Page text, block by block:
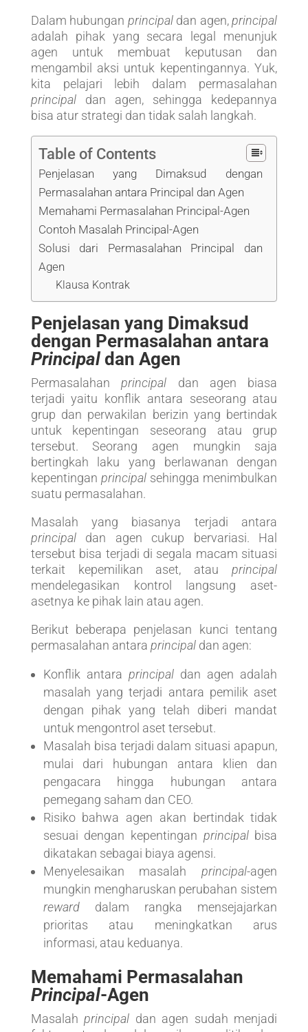
Dalam hubungan principaldan agen,principal
adalah pihak yang secara legal menunjuk
agen untuk membuat keputusan dan
mengambil aksi untuk kepentingannya. Yuk,
kita pelajari lebih dalam permasalahan
principaldan agen, sehingga kedepannya
bisa atur strategi dan tidak salah langkah.
Table of Contents
Penjelasan yang Dimaksud dengan
Permasalahan antara Principal dan Agen
Memahami Permasalahan Principal-Agen
Contoh Masalah Principal-Agen
Solusi dari Permasalahan Principal dan
Agen
Klausa Kontrak
Penjelasan yang Dimaksud
dengan Permasalahan antara
Principaldan Agen
Permasalahanprincipal dan agen biasa
terjadi yaitu konflik antara seseorang atau
grup dan perwakilan berizin yang bertindak
untuk kepentingan seseorang atau grup
tersebut. Seorang agen mungkin saja
bertingkah laku yang berlawanan dengan
kepentingan principalsehingga menimbulkan
suatu permasalahan.
Masalah yang biasanya terjadi antara
principaldan agen cukup bervariasi. Hal
tersebut bisa terjadi di segala macam situasi
terkait kepemilikan aset, atauprincipal
mendelegasikan kontrol langsung aset-
asetnya ke pihak lain atau agen.
Berikut beberapa penjelasan kunci tentang
permasalahan antara principaldan agen:
Konflik antara principaldan agen adalah
masalah yang terjadi antara pemilik aset
dengan pihak yang telah diberi mandat
untuk mengontrol aset tersebut.
Masalah bisa terjadi dalam situasi apapun,
mulai dari hubungan antara klien dan
pengacara hingga hubungan antara
pemegang saham dan CEO.
Risiko bahwa agen akan bertindak tidak
sesuai dengan kepentingan principalbisa
dikatakan sebagai biaya agensi.
Menyelesaikan masalahprincipal-agen
mungkin mengharuskan perubahan sistem
rewarddalam rangka mensejajarkan
prioritas atau meningkatkan arus
informasi, atau keduanya.
Memahami Permasalahan
Principal-Agen
Masalahprincipal dan agen sudah menjadi